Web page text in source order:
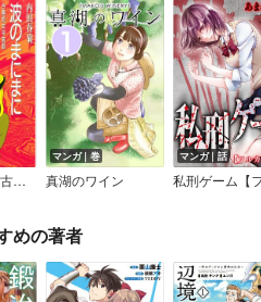
波のまにまに 古典的女中哀歌
マンガ｜巻
真湖のワイン
マンガ｜話
めの著者